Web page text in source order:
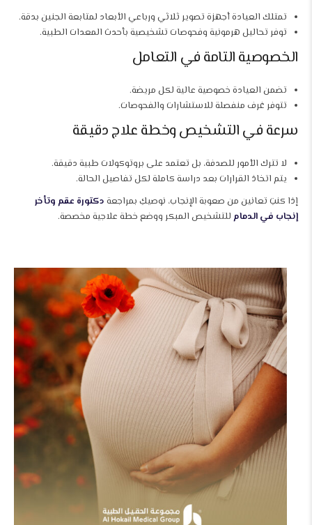
تمتلك العيادة أجهزة تصوير ثلاثي ورباعي الأبعاد لمتابعة الجنين بدقة.
توفر تحاليل هرمونية وفحوصات تشخيصية بأحدث المعدات الطبية.
الخصوصية التامة في التعامل
تضمن العيادة خصوصية عالية لكل مريضة.
تتوفر غرف منفصلة للاستشارات والفحوصات.
سرعة في التشخيص وخطة علاج دقيقة
لا تترك الأمور للصدفة، بل تعتمد على بروتوكولات طبية دقيقة.
يتم اتخاذ القرارات بعد دراسة كاملة لكل تفاصيل الحالة.
إذا كنتِ تعانين من صعوبة الإنجاب، نوصيكِ بمراجعة دكتورة عقم وتأخر
إنجاب في الدمام للتشخيص المبكر ووضع خطة علاجية مخصصة.